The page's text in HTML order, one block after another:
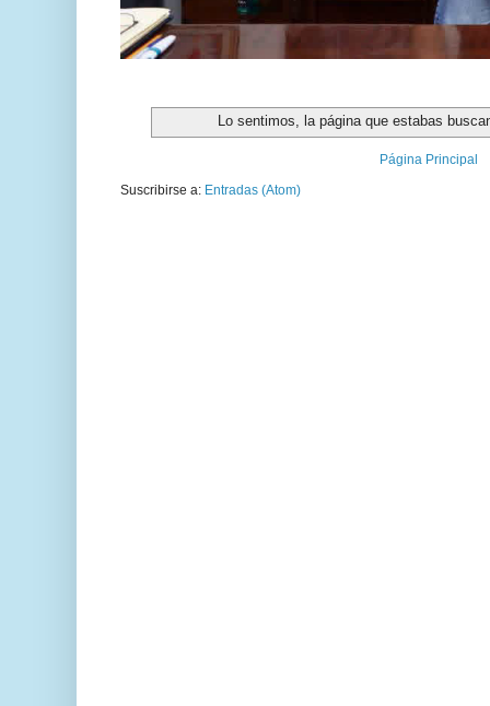
Lo sentimos, la página que estabas
Página Principal
Suscribirse a: Entradas (Atom)